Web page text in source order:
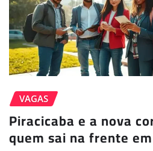
VAGAS
Piracicaba e a nova
quem sai na frente